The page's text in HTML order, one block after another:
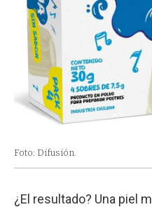
Foto: Difusión.
¿El resultado? Una piel